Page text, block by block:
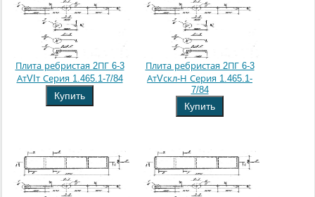
Плита ребристая 2ПГ 6-3
АтVIт Серия 1.465.1-7/84
Купить
Плита ребристая 2ПГ 6-3
АтVскл-Н Серия 1.465.1-
7/84
Купить